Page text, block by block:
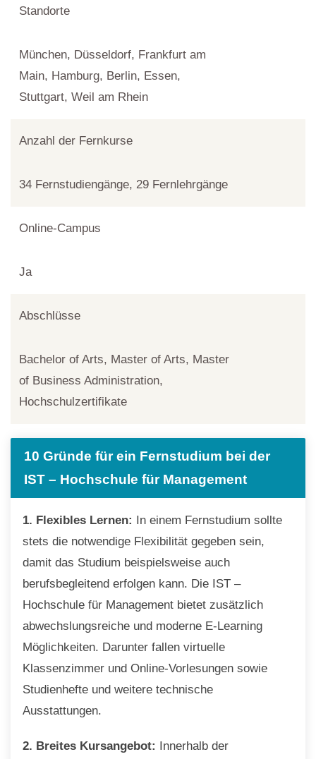
Standorte
München, Düsseldorf, Frankfurt am
Main, Hamburg, Berlin, Essen,
Stuttgart, Weil am Rhein
Anzahl der Fernkurse
34 Fernstudiengänge, 29 Fernlehrgänge
Online-Campus
Ja
Abschlüsse
Bachelor of Arts, Master of Arts, Master
of Business Administration,
Hochschulzertifikate
10 Gründe für ein Fernstudium bei der
IST – Hochschule für Management
1. Flexibles Lernen: In einem Fernstudium sollte
stets die notwendige Flexibilität gegeben sein,
damit das Studium beispielsweise auch
berufsbegleitend erfolgen kann. Die IST –
Hochschule für Management bietet zusätzlich
abwechslungsreiche und moderne E-Learning
Möglichkeiten. Darunter fallen virtuelle
Klassenzimmer und Online-Vorlesungen sowie
Studienhefte und weitere technische
Ausstattungen.
2. Breites Kursangebot: Innerhalb der